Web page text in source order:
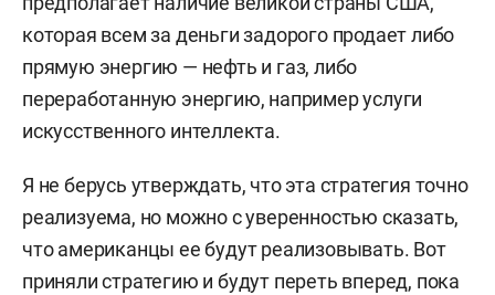
которая всем за деньги задорого продает либо
прямую энергию — нефть и газ, либо
переработанную энергию, например услуги
искусственного интеллекта.
Я не берусь утверждать, что эта стратегия точно
реализуема, но можно с уверенностью сказать,
что американцы ее будут реализовывать. Вот
приняли стратегию и будут переть вперед, пока